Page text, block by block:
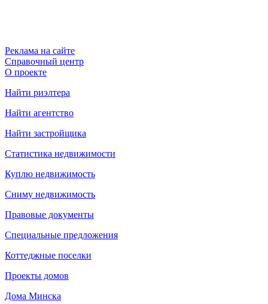
Реклама на сайте
Справочный центр
О проекте
Найти риэлтера
Найти агентство
Найти застройщика
Статистика недвижимости
Куплю недвижимость
Сниму недвижимость
Правовые документы
Специальные предложения
Коттеджные поселки
Проекты домов
Дома Минска